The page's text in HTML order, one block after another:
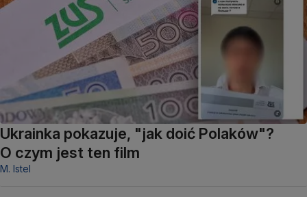
Ukrainka pokazuje, "jak doić Polaków"?
O czym jest ten film
M. Istel